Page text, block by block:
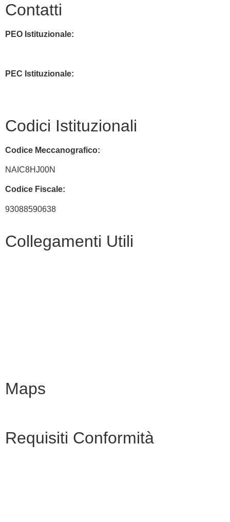
Contatti
PEO Istituzionale:
PEC Istituzionale:
Codici Istituzionali
Codice Meccanografico:
NAIC8HJ00N
Codice Fiscale:
93088590638
Collegamenti Utili
Maps
Requisiti Conformità